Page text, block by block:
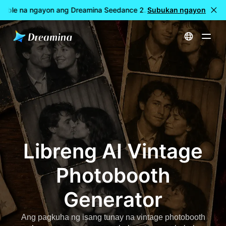
na ngayon ang Dreamina Seedance 2.5 🎉 LIVE na ang
Subukan ngayon
Home Libreng AI Vintage Photobooth Generator
Libreng AI Vintage
Photobooth
Generator
Ang pagkuha ng isang tunay na vintage photobooth